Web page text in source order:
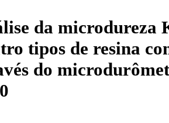
da microdureza
tipos de resina
do